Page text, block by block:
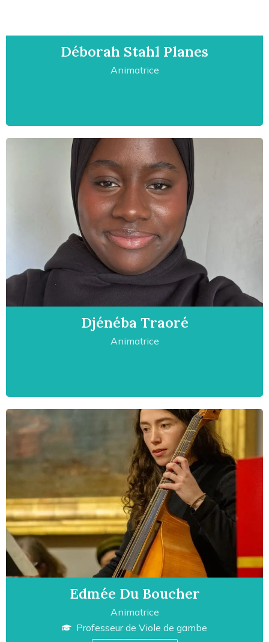
Déborah Stahl Planes
Animatrice
Djénéba Traoré
Animatrice
Edmée Du Boucher
Animatrice
Professeur de Viole de gambe